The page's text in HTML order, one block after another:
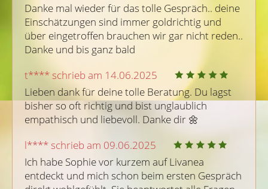
Danke mal wieder für das tolle Gespräch.. deine
Einschätzungen sind immer goldrichtig und
über eingetroffen brauchen wir gar nicht reden..
Danke und bis ganz bald
t**** schrieb am 14.06.2025
Lieben dank für deine tolle Beratung. Du lagst
bisher so oft richtig und bist unglaublich
empathisch und liebevoll. Danke dir 🌼
l**** schrieb am 09.06.2025
Ich habe Sophie vor kurzem auf Livanea
entdeckt und mich schon beim ersten Gespräch